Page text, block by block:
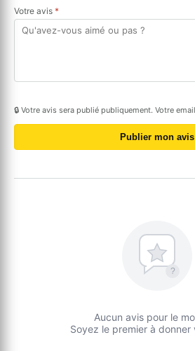
Votre avis *
🔒 Votre avis sera publié publiquement. Votre
Publier mon avis
?
Aucun avis pour le
Soyez le premier à donner